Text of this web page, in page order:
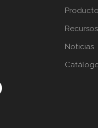
Recursos
Noticias